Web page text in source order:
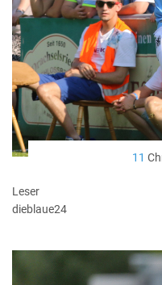
11
Leser
dieblaue24